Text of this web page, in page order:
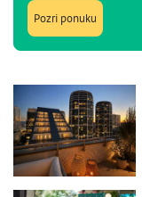
Pozri ponuku